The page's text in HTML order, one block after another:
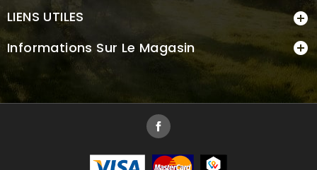
LIENS UTILES 
Informations Sur Le Magasin 